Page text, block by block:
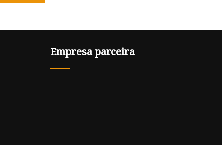
Empresa parceira